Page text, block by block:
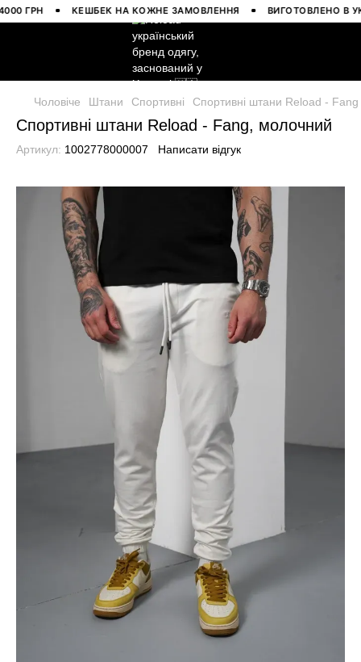
ГРН КЕШБЕК НА КОЖНЕ ЗАМОВЛЕННЯ ВИГОТОВЛЕНО В
Чоловіче Штани Спортивні Спортивні штани Reload -
Спортивні штани Reload - Fang, молочний
Артикул: 1002778000007 Написати відгук